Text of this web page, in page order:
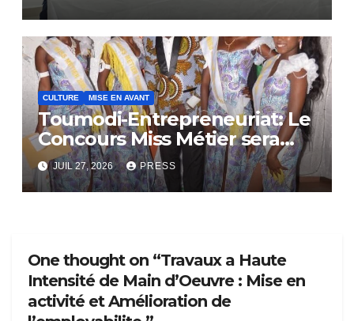
CULTURE MISE EN AVANT
Toumodi-Entrepreneuriat: Le
Concours Miss Métier sera
bientôt lance.
JUIL 27, 2026 PRESS
One thought on “Travaux a Haute
Intensité de Main d’Oeuvre : Mise en
activité et Amélioration de